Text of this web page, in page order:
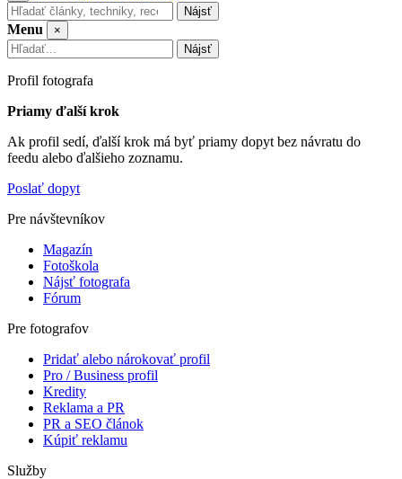
Nájsť
Menu
×
Nájsť
Profil fotografa
Priamy ďalší krok
Ak profil sedí, ďalší krok má byť priamy dopyt bez návratu do
feedu alebo ďalšieho zoznamu.
Poslať dopyt
Pre návštevníkov
Magazín
Fotoškola
Nájsť fotografa
Fórum
Pre fotografov
Pridať alebo nárokovať profil
Pro / Business profil
Kredity
Reklama a PR
PR a SEO článok
Kúpiť reklamu
Služby